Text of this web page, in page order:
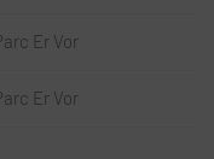
Er Vor
Er Vor